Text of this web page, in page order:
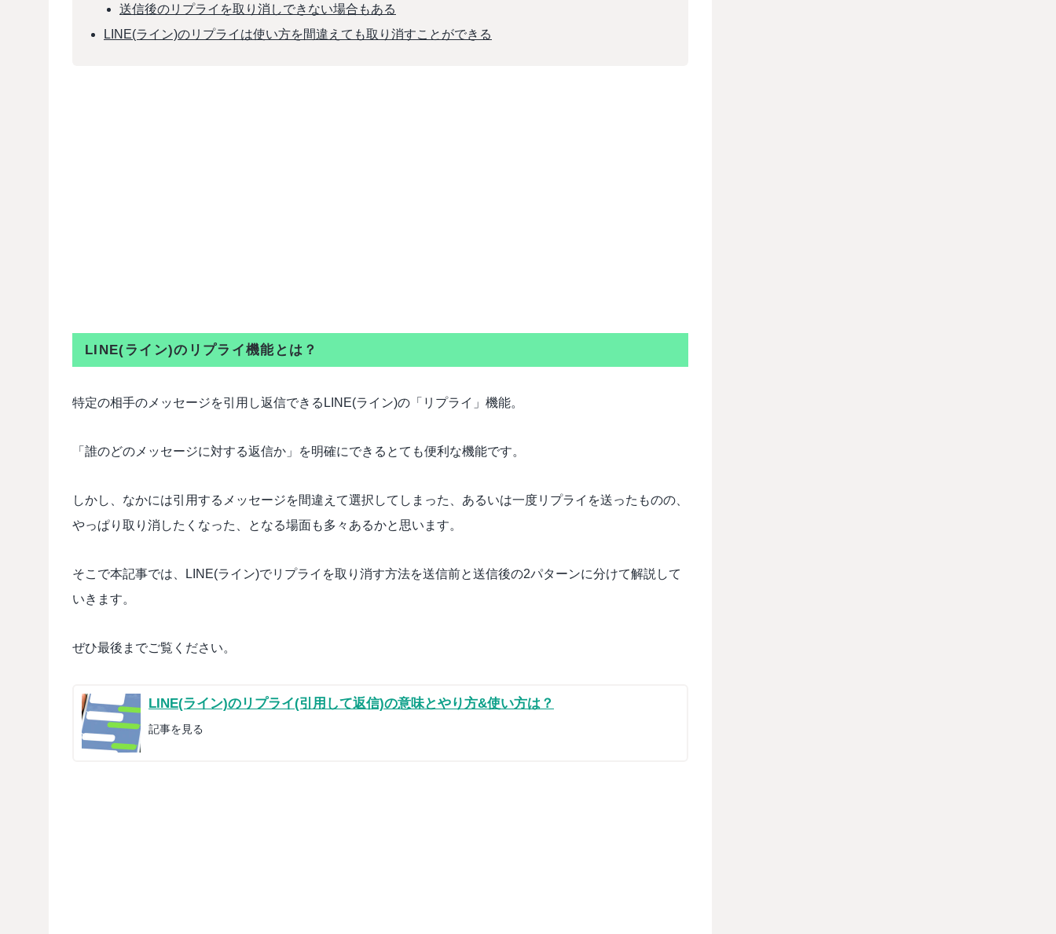
送信後のリプライを取り消しできない場合もある
LINE(ライン)のリプライは使い方を間違えても取り消すことができる
LINE(ライン)のリプライ機能とは？
特定の相手のメッセージを引用し返信できるLINE(ライン)の「リプライ」機能。
「誰のどのメッセージに対する返信か」を明確にできるとても便利な機能です。
しかし、なかには引用するメッセージを間違えて選択してしまった、あるいは一度リプライを送ったものの、
やっぱり取り消したくなった、となる場面も多々あるかと思います。
そこで本記事では、LINE(ライン)でリプライを取り消す方法を送信前と送信後の2パターンに分けて解説して
いきます。
ぜひ最後までご覧ください。
LINE(ライン)のリプライ(引用して返信)の意味とやり方&使い方は？
記事を見る